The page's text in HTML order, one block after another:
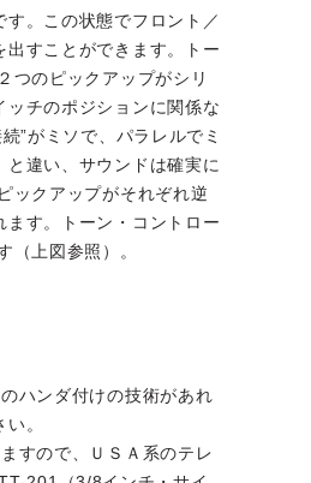
。この状態でフロント／
出すことができます。トー
つのピックアップがシリ
ッチのポジションに関係な
”がミソで、パラレルでミ
違い、サウンドは確実に
ックアップがそれぞれ逆
す。トーン・コントロー
（上図参照）。
ハンダ付けの技術があれ
。
すので、ＵＳＡ系のテレ